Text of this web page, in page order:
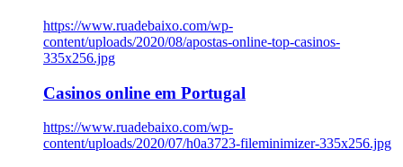
https://www.ruadebaixo.com/wp-
content/uploads/2020/08/apostas-online-top-casinos-
335x256.jpg
Casinos online em Portugal
https://www.ruadebaixo.com/wp-
content/uploads/2020/07/h0a3723-fileminimizer-335x256.jpg